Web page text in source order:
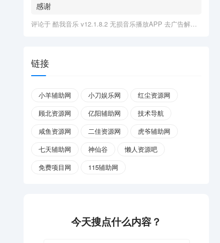
感谢
评论于 酷我音乐 v12.1.8.2 无损音乐播放APP 去广告解锁会员版
链接
小羊辅助网 小刀娱乐网
红尘资源网
顾北资源网
亿阳辅助网
技术导航
咸鱼资源网
二佳资源网
虎爷辅助网
七天辅助网
神仙谷
懒人资源吧
免费项目网
115辅助网
今天搜点什么内容？